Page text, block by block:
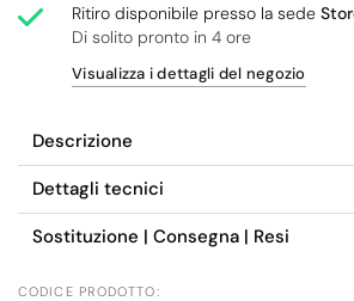
Ritiro disponibile presso la sede
Di solito pronto in 4 ore
Visualizza i dettagli del negozio
Descrizione
Dettagli tecnici
Sostituzione | Consegna | Resi
CODICE PRODOTTO: